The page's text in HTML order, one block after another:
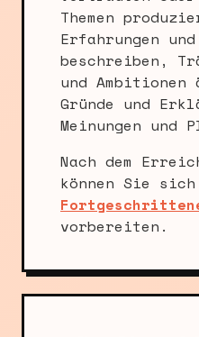
Themen
Erfahrungen
beschreiben,
und Ambitionen
Gründe und
Meinungen und
Nach dem
können Sie
vorbereiten.